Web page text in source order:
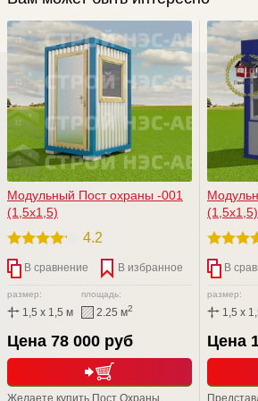
Модульный Пост охраны -001
(1,5х1,5)
4.2
В сравнение В избранное
размер:
1,5 x 1,5 м
площадь:
2.25 м2
Цена 78 000 руб
Желаете купить Пост Охраны
(1,5х1,5)
В
размер:
1,5 x
Цена